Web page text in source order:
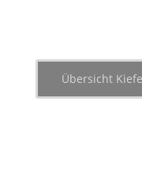
Übersicht